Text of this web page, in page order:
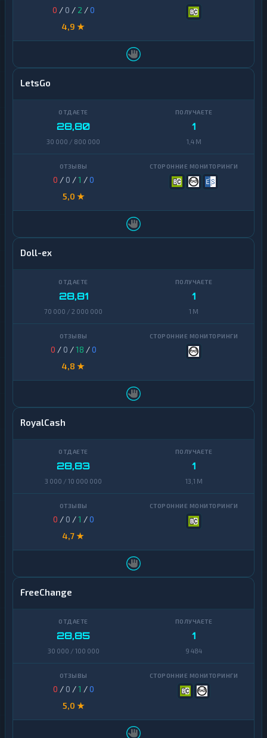
0 / 0 / 2 /0
4,9 ★
LetsGo
28,80
30 000 / 800 000
1
1,4 M
0 / 0 /1 /0
5,0 ★
Doll-ex
28,81
70 000 / 2 000 000
1
1 M
0 / 0 /18 /0
4,8 ★
RoyalCash
28,83
3 000 / 10 000 000
1
13,1 M
0 / 0 /1 /0
4,7 ★
FreeChange
28,85
30 000 / 100 000
1
9 484
0 / 0 /1 /0
5,0 ★